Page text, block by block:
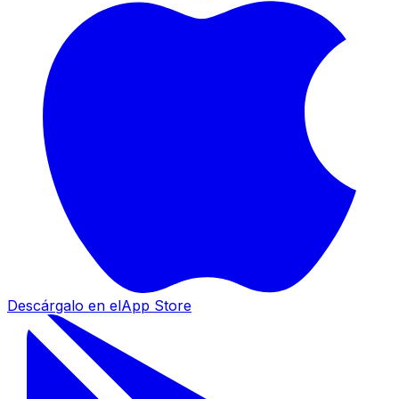
Descárgalo en elApp Store